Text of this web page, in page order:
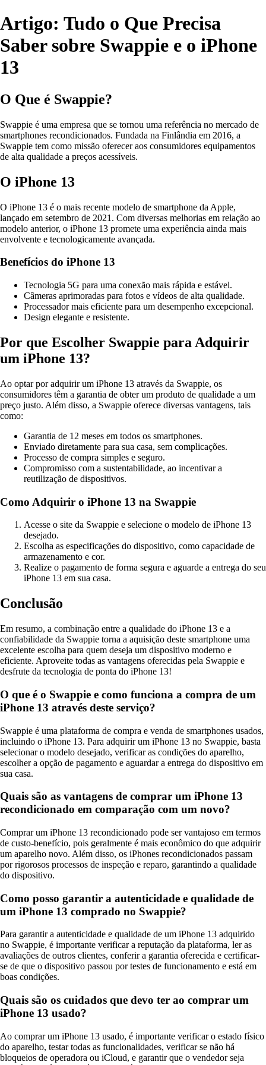
Artigo: Tudo o Que Precisa
Saber sobre Swappie e o iPhone
13
O Que é Swappie?
Swappie é uma empresa que se tornou uma referência no mercado de
smartphones recondicionados. Fundada na Finlândia em 2016, a
Swappie tem como missão oferecer aos consumidores equipamentos
de alta qualidade a preços acessíveis.
O iPhone 13
O iPhone 13 é o mais recente modelo de smartphone da Apple,
lançado em setembro de 2021. Com diversas melhorias em relação ao
modelo anterior, o iPhone 13 promete uma experiência ainda mais
envolvente e tecnologicamente avançada.
Benefícios do iPhone 13
Tecnologia 5G para uma conexão mais rápida e estável.
Câmeras aprimoradas para fotos e vídeos de alta qualidade.
Processador mais eficiente para um desempenho excepcional.
Design elegante e resistente.
Por que Escolher Swappie para Adquirir
um iPhone 13?
Ao optar por adquirir um iPhone 13 através da Swappie, os
consumidores têm a garantia de obter um produto de qualidade a um
preço justo. Além disso, a Swappie oferece diversas vantagens, tais
como:
Garantia de 12 meses em todos os smartphones.
Enviado diretamente para sua casa, sem complicações.
Processo de compra simples e seguro.
Compromisso com a sustentabilidade, ao incentivar a
reutilização de dispositivos.
Como Adquirir o iPhone 13 na Swappie
Acesse o site da Swappie e selecione o modelo de iPhone 13
desejado.
Escolha as especificações do dispositivo, como capacidade de
armazenamento e cor.
Realize o pagamento de forma segura e aguarde a entrega do seu
iPhone 13 em sua casa.
Conclusão
Em resumo, a combinação entre a qualidade do iPhone 13 e a
confiabilidade da Swappie torna a aquisição deste smartphone uma
excelente escolha para quem deseja um dispositivo moderno e
eficiente. Aproveite todas as vantagens oferecidas pela Swappie e
desfrute da tecnologia de ponta do iPhone 13!
O que é o Swappie e como funciona a compra de um
iPhone 13 através deste serviço?
Swappie é uma plataforma de compra e venda de smartphones usados,
incluindo o iPhone 13. Para adquirir um iPhone 13 no Swappie, basta
selecionar o modelo desejado, verificar as condições do aparelho,
escolher a opção de pagamento e aguardar a entrega do dispositivo em
sua casa.
Quais são as vantagens de comprar um iPhone 13
recondicionado em comparação com um novo?
Comprar um iPhone 13 recondicionado pode ser vantajoso em termos
de custo-benefício, pois geralmente é mais econômico do que adquirir
um aparelho novo. Além disso, os iPhones recondicionados passam
por rigorosos processos de inspeção e reparo, garantindo a qualidade
do dispositivo.
Como posso garantir a autenticidade e qualidade de
um iPhone 13 comprado no Swappie?
Para garantir a autenticidade e qualidade de um iPhone 13 adquirido
no Swappie, é importante verificar a reputação da plataforma, ler as
avaliações de outros clientes, conferir a garantia oferecida e certificar-
se de que o dispositivo passou por testes de funcionamento e está em
boas condições.
Quais são os cuidados que devo ter ao comprar um
iPhone 13 usado?
Ao comprar um iPhone 13 usado, é importante verificar o estado físico
do aparelho, testar todas as funcionalidades, verificar se não há
bloqueios de operadora ou iCloud, e garantir que o vendedor seja